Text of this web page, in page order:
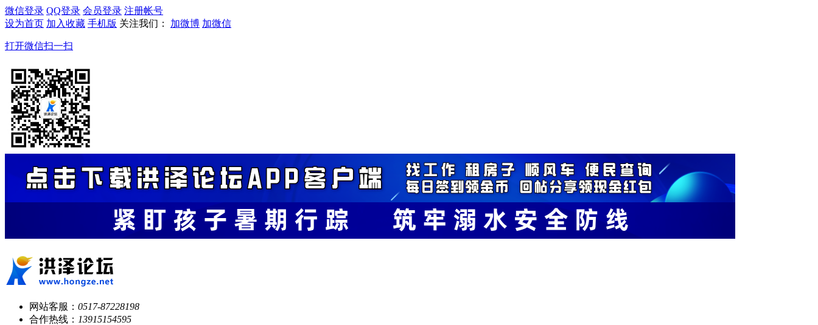
微信登录 QQ登录 会员登录 注册帐号
设为首页 加入收藏 手机版 关注我们： 加微博 加微信
打开微信扫一扫
网站客服： 0517-87228198
合作热线： 13915154595